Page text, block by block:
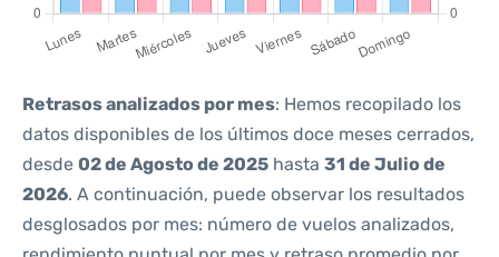
Retrasos analizados por mes: Hemos recopilado los
datos disponibles de los últimos doce meses cerrados,
desde 02 de Agosto de 2025 hasta 31 de Julio de
2026. A continuación, puede observar los resultados
desglosados por mes: número de vuelos analizados,